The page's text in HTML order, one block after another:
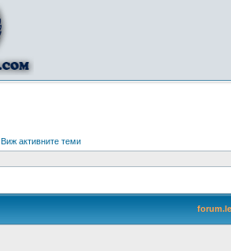
Виж активните теми